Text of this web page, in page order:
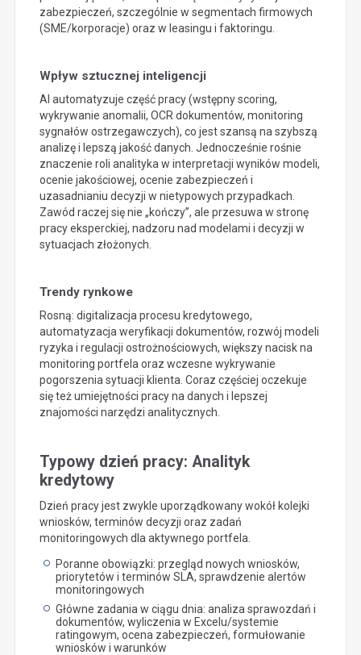
zabezpieczeń, szczególnie w segmentach firmowych
(SME/korporacje) oraz w leasingu i faktoringu.
Wpływ sztucznej inteligencji
AI automatyzuje część pracy (wstępny scoring,
wykrywanie anomalii, OCR dokumentów, monitoring
sygnałów ostrzegawczych), co jest szansą na szybszą
analizę i lepszą jakość danych. Jednocześnie rośnie
znaczenie roli analityka w interpretacji wyników modeli,
ocenie jakościowej, ocenie zabezpieczeń i
uzasadnianiu decyzji w nietypowych przypadkach.
Zawód raczej się nie „kończy”, ale przesuwa w stronę
pracy eksperckiej, nadzoru nad modelami i decyzji w
sytuacjach złożonych.
Trendy rynkowe
Rosną: digitalizacja procesu kredytowego,
automatyzacja weryfikacji dokumentów, rozwój modeli
ryzyka i regulacji ostrożnościowych, większy nacisk na
monitoring portfela oraz wczesne wykrywanie
pogorszenia sytuacji klienta. Coraz częściej oczekuje
się też umiejętności pracy na danych i lepszej
znajomości narzędzi analitycznych.
Typowy dzień pracy: Analityk
kredytowy
Dzień pracy jest zwykle uporządkowany wokół kolejki
wniosków, terminów decyzji oraz zadań
monitoringowych dla aktywnego portfela.
Poranne obowiązki: przegląd nowych wniosków,
priorytetów i terminów SLA, sprawdzenie alertów
monitoringowych
Główne zadania w ciągu dnia: analiza sprawozdań i
dokumentów, wyliczenia w Excelu/systemie
ratingowym, ocena zabezpieczeń, formułowanie
wniosków i warunków